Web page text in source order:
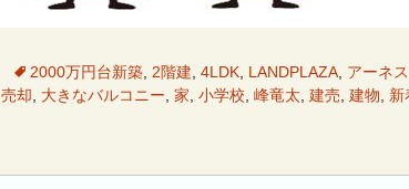
2000万円台新築 2階建 4LDK LANDPLAZA アーネ
売却 大きなバルコニー 家 小学校 峰竜太 建売 建物
新